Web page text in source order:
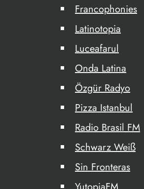
Francophonies
Latinotopia
Luceafarul
Onda Latina
Özgür Radyo
Pizza Istanbul
Radio Brasil FM
Schwarz Weiß
Sin Fronteras